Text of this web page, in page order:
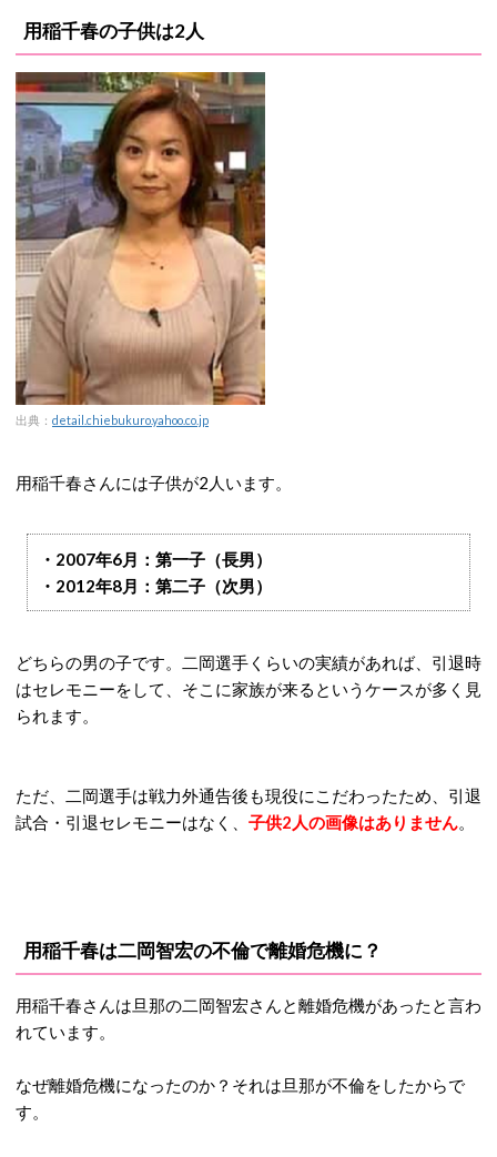
用稲千春の子供は2人
出典： detail.chiebukuro.yahoo.co.jp
用稲千春さんには子供が2人います。
・2007年6月：第一子（長男）
・2012年8月：第二子（次男）
どちらの男の子です。二岡選手くらいの実績があれば、引退時
はセレモニーをして、そこに家族が来るというケースが多く見
られます。
ただ、二岡選手は戦力外通告後も現役にこだわったため、引退
試合・引退セレモニーはなく、 子供2人の画像はありません。
用稲千春は二岡智宏の不倫で離婚危機に？
用稲千春さんは旦那の二岡智宏さんと離婚危機があったと言わ
れています。
なぜ離婚危機になったのか？それは旦那が不倫をしたからで
す。